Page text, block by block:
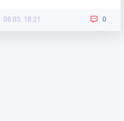
06.03, 18:21 0